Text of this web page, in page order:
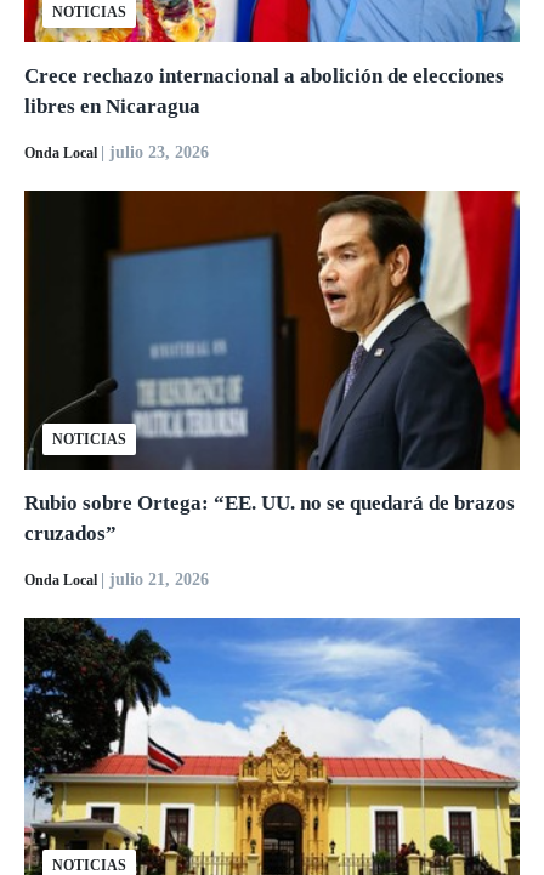
NOTICIAS
Crece rechazo internacional a abolición de elecciones
libres en Nicaragua
Onda Local | julio 23, 2026
NOTICIAS
Rubio sobre Ortega: “EE. UU. no se quedará de brazos
cruzados”
Onda Local | julio 21, 2026
NOTICIAS